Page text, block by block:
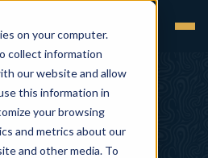
on your computer.
collect information
our website and allow
this information in
your browsing
and metrics about our
and other media. To